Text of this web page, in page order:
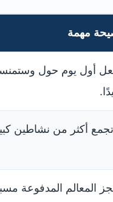
مهمة
أول يوم حول
تجمع أكثر من نشاطين
المعالم المدفوعة